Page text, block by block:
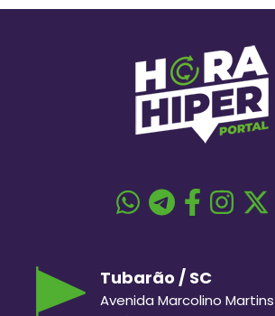
Tubarão / SC
Avenida Marcolino Martins